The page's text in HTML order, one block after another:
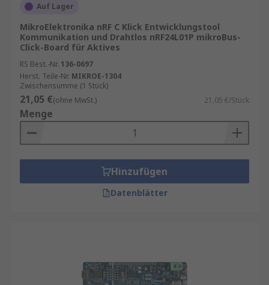
Auf Lager
MikroElektronika nRF C Klick Entwicklungstool
Kommunikation und Drahtlos nRF24L01P mikroBus-
Click-Board für Aktives
RS Best.-Nr. 136-0697
Herst. Teile-Nr. MIKROE-1304
Zwischensumme (1 Stück)
21,05 €(ohne MwSt.) 21,05 €/Stück
Menge
Hinzufügen
Datenblätter